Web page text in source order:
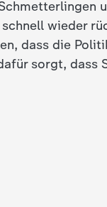
wieder
dass die
sorgt, dass